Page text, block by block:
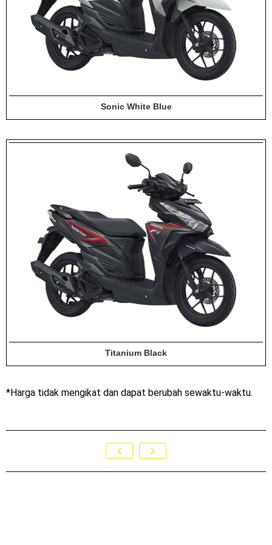
Sonic White Blue
Titanium Black
*Harga tidak mengikat dan dapat berubah sewaktu-waktu.